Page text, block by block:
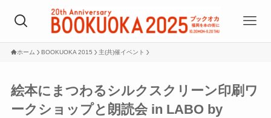
ホーム BOOKUOKA 2015 主(共)催イベント
絵本にまつわるシルクスクリーン印刷ワ
ークショップと朗読会 in LABO by